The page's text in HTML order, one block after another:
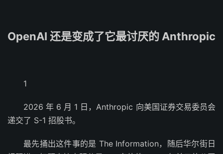
OpenAI 还是变成了它最讨厌的 Anthropic
1
2026 年 6 月 1 日，Anthropic 向美国证券交易委员会
递交了 S-1 招股书。
最先捅出这件事的是 The Information，随后华尔街日